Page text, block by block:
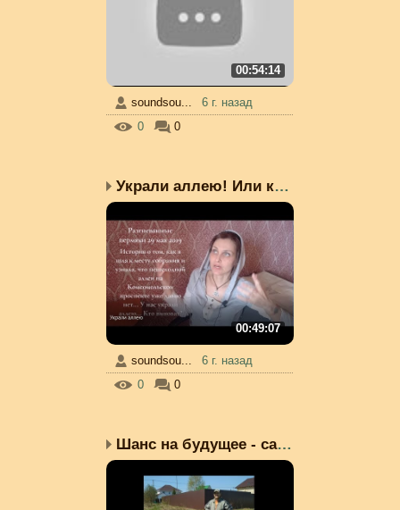
00:54:14
soundsou...
6 г. назад
0
0
Украли аллею! Или как я...
00:49:07
soundsou...
6 г. назад
0
0
Шанс на будущее - самоо...